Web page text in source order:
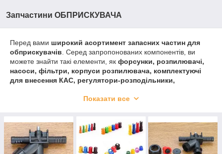
Запчастини ОБПРИСКУВАЧА
Перед вами широкий асортимент запасних частин для
обприскувачів . Серед запропонованих компонентів, ви
можете знайти такі елементи, як форсунки, розпилювачі,
насоси, фільтри, корпуси розпилювача, комплектуючі
для внесення КАС, регулятори-розподільники,
і багато інші пов'язані з ними аксесуари.
Показати все